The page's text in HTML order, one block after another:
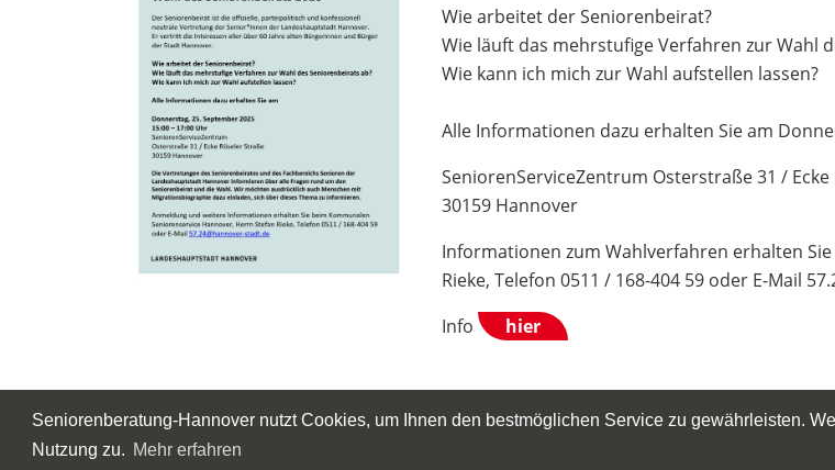
Seniorenberatung-Hannover nutzt Cookies, um Ihnen den bestmöglichen Service zu gewährleisten.
Nutzung zu. Mehr erfahren
Wie arbeitet der Seniorenbeirat?
Wie läuft das mehrstufige Verfahren zur Wahl
Wie kann ich mich zur Wahl aufstellen lassen?
Alle Informationen dazu erhalten Sie am
SeniorenServiceZentrum Osterstraße 31 /
30159 Hannover
Informationen zum Wahlverfahren erhalten
Rieke, Telefon 0511 / 168-404 59 oder E-Mail
Info
hier